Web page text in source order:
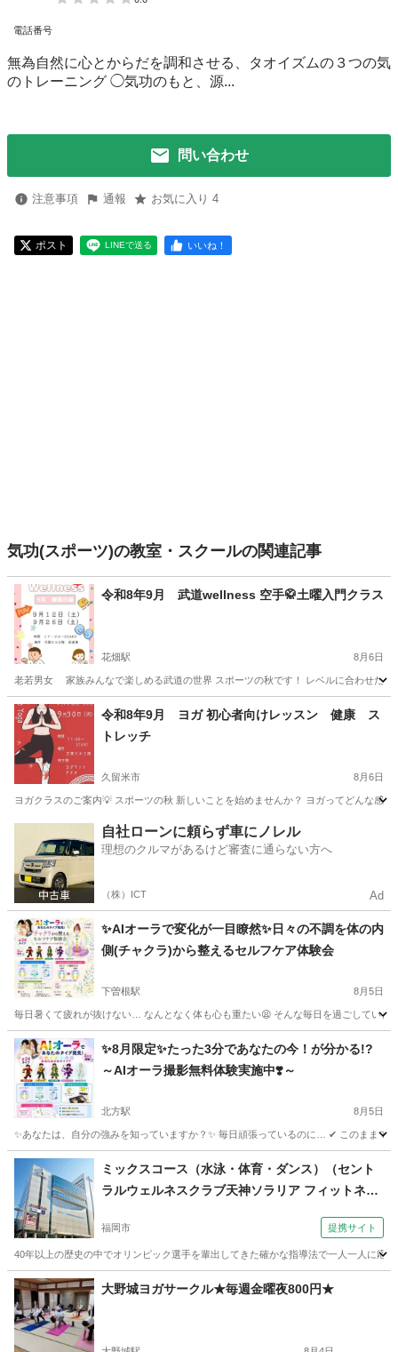
電話番号
無為自然に心とからだを調和させる、タオイズムの３つの気
のトレーニング ◯気功のもと、源...
問い合わせ
注意事項 通報 お気に入り 4
ポスト LINEで送る いいね！
気功(スポーツ)の教室・スクールの関連記事
令和8年9月 武道wellness 空手🥋土曜入門クラス
花畑駅 8月6日
老若男女 家族みんなで楽しめる武道の世界 スポーツの秋です！ レベルに合わせたク
福岡 久留米市 花畑駅 スポーツ 仲間
令和8年9月 ヨガ 初心者向けレッスン 健康 ス
トレッチ
久留米市 8月6日
ヨガクラスのご案内💡 スポーツの秋 新しいことを始めませんか？ ヨガってどんな感
ヨガ 料金
自社ローンに頼らず車にノレル
理想のクルマがあるけど審査に通らない方へ
（株）ICT Ad
✨AIオーラで変化が一目瞭然✨日々の不調を体の内
側(チャクラ)から整えるセルフケア体験会
下曽根駅 8月5日
毎日暑くて疲れが抜けない… なんとなく体も心も重たい😫 そんな毎日を過ごしてい
福岡 北九州市 下曽根駅 ヨガ オーラ
✨8月限定✨たった3分であなたの今！が分かる!?
～AIオーラ撮影無料体験実施中❣️～
北方駅 8月5日
✨あなたは、自分の強みを知っていますか？✨ 毎日頑張っているのに… ✔ このまま
福岡 北九州市 北方駅 オーラ
ミックスコース（水泳・体育・ダンス）（セント
ラルウェルネスクラブ天神ソラリア フィットネス
福岡市 提携サイト
40年以上の歴史の中でオリンピック選手を輩出してきた確かな指導法で一人一人に応
福岡 福岡市 水泳
大野城ヨガサークル★毎週金曜夜800円★